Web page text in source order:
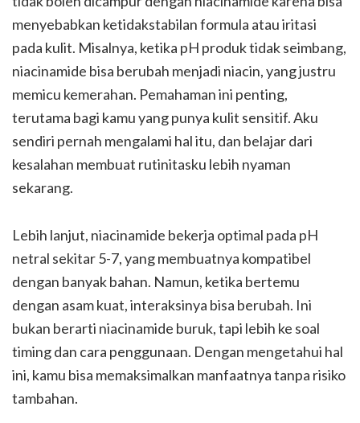
menyebabkan ketidakstabilan formula atau iritasi
pada kulit. Misalnya, ketika pH produk tidak seimbang,
niacinamide bisa berubah menjadi niacin, yang justru
memicu kemerahan. Pemahaman ini penting,
terutama bagi kamu yang punya kulit sensitif. Aku
sendiri pernah mengalami hal itu, dan belajar dari
kesalahan membuat rutinitasku lebih nyaman
sekarang.
Lebih lanjut, niacinamide bekerja optimal pada pH
netral sekitar 5-7, yang membuatnya kompatibel
dengan banyak bahan. Namun, ketika bertemu
dengan asam kuat, interaksinya bisa berubah. Ini
bukan berarti niacinamide buruk, tapi lebih ke soal
timing dan cara penggunaan. Dengan mengetahui hal
ini, kamu bisa memaksimalkan manfaatnya tanpa risiko
tambahan.